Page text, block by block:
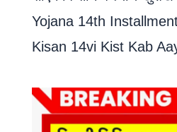
Yojana 14th
Kisan 14vi Kist Kab